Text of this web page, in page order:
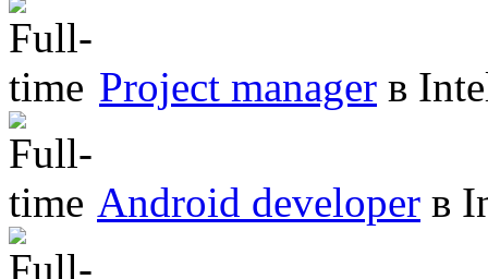
Project manager в
Android developer в